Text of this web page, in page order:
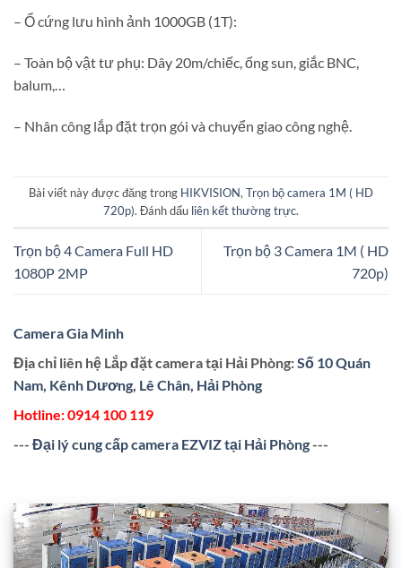
– Ổ cứng lưu hình ảnh 1000GB (1T):
– Toàn bộ vật tư phụ: Dây 20m/chiếc, ống sun, giắc BNC,
balum,…
– Nhân công lắp đặt trọn gói và chuyển giao công nghệ.
Bài viết này được đăng trong HIKVISION, Trọn bộ camera 1M ( HD
720p). Đánh dấu liên kết thường trực.
Trọn bộ 4 Camera Full HD
1080P 2MP
Trọn bộ 3 Camera 1M ( HD
720p)
Camera Gia Minh
Địa chỉ liên hệ Lắp đặt camera tại Hải Phòng:Số 10 Quán
Nam, Kênh Dương, Lê Chân, Hải Phòng
Hotline:0914 100 119
--- Đại lý cung cấp camera EZVIZ tại Hải Phòng---